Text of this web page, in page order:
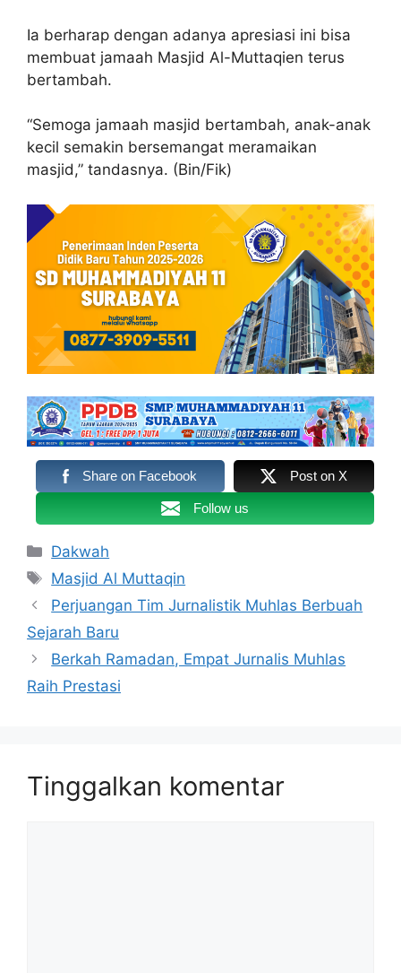
Ia berharap dengan adanya apresiasi ini bisa
membuat jamaah Masjid Al-Muttaqien terus
bertambah.
“Semoga jamaah masjid bertambah, anak-anak
kecil semakin bersemangat meramaikan
masjid,” tandasnya. (Bin/Fik)
Share on Facebook Post on X
Follow us
Kategori
Dakwah
Tag
Masjid Al Muttaqin
Perjuangan Tim Jurnalistik Muhlas Berbuah
Sejarah Baru
Berkah Ramadan, Empat Jurnalis Muhlas
Raih Prestasi
Tinggalkan komentar